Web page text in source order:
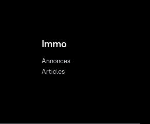
Immo
Annonces
Articles